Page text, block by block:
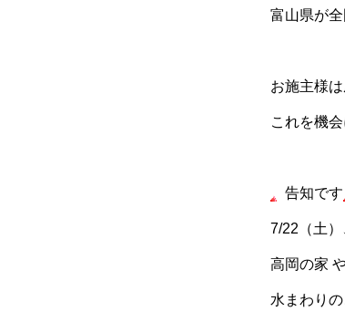
富山県が
お施主様
これを機
告知です
7/22（土）
高岡の家
水まわり